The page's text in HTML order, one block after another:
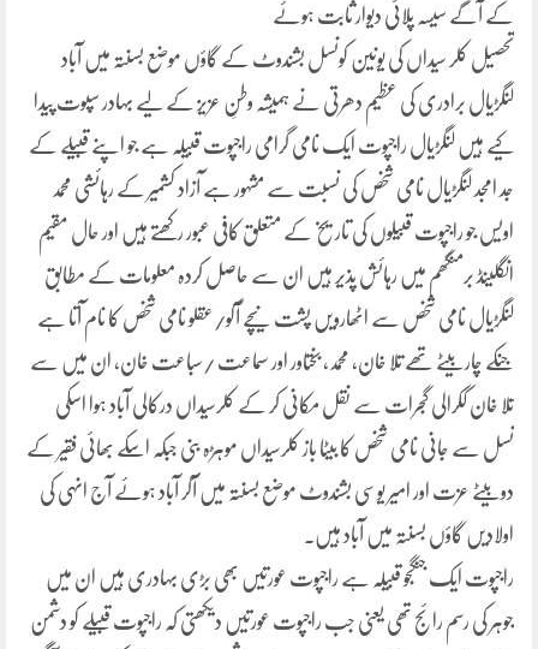
کے آگے سیسہ پلائی دیوار ثابت ہوئے
تحصیل کلر سیداں کی یونین کونسل بشندوٹ کے گاؤں موضع بسنتہ میں آباد
لنگڑیال برادری کی عظیم دھرتی نے ہمیشہ وطنِ عزیز کے لیے بہادر سپوت پیدا
کیے ہیں لنگڑیال راجپوت ایک نامی گرامی راجپوت قبیلہ ہے جو اپنے قبیلے کے
جد امجد لنگڑیال نامی شخص کی نسبت سے مشہور ہے آزاد کشمیر کے رہائشی محمد
اویس جو راجپوت قبیلوں کی تاریخ کے متعلق کافی عبور رکھتے ہیں اور حال مقیم
انگلینڈ برمنگھم میں رہائش پذیر ہیں ان سے حاصل کردہ معلومات کے مطابق
لنگڑیال نامی شخص سے اٹھارویں پشت نیچے آکو/عقلو نامی شخص کا نام آتا ہے
جنکے چار بیٹے تھے تلا خان، محمد، بختاور اور سماعت /سباعت خان، ان میں سے
تلا خان ککرالی گجرات سے نقل مکانی کر کے کلرسیداں درکالی آباد ہوا اسکی
نسل سے جانی نامی شخص کا بیٹا باز کلرسیداں موہڑہ بنی جبکہ اسکے بھائی فقیر کے
دو بیٹے عزت اور امیر یوسی بشندوٹ موضع بسنتہ میں آکر آباد ہوئے آج انہی کی
اولادیں گاؤں بسنتہ میں آباد ہیں۔
راجپوت ایک جنگجو قبیلہ ہے راجپوت عورتیں بھی بڑی بہادری ہیں ان میں
جوہر کی رسم رائج تھی یعنی جب راجپوت عورتیں دیکھتی کہ راجپوت قبیلے کو دشمن